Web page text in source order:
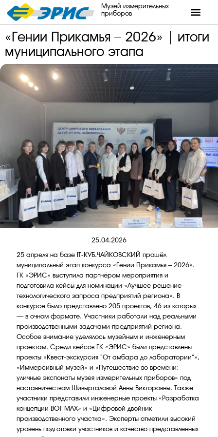
Музей измерительных
приборов
«Гении Прикамья – 2026» | итоги
муниципального этапа
25.04.2026
25 апреля на базе IT-КУБ.ЧАЙКОВСКИЙ прошёл
муниципальный этап конкурса «Гении Прикамья – 2026».
ГК «ЭРИС» выступила партнёром мероприятия и
подготовила кейсы для номинации «Лучшее решение
технологического запроса предприятий региона». В
конкурсе было представлено 205 проектов, 46 из которых
— в очном формате. Участники работали над реальными
производственными задачами предприятий региона.
Особое внимание уделялось музейным и инженерным
проектам. Среди кейсов ГК «ЭРИС» были представлены
проекты «Квест-экскурсия “От амбара до лаборатории”»,
«Иммерсивный музей» и «Путешествие во времени:
уличные экспонаты музея измерительных приборов» под
наставничеством Шивырталовой Анны Викторовны. Также
участники представили инженерные проекты «Разработка
концепции BOT MAX» и «Цифровой двойник
производственного участка». Эксперты отметили высокий
уровень подготовки участников и качество представленных